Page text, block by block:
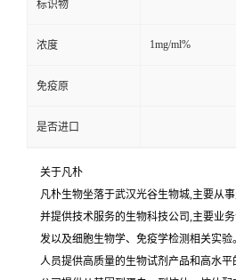
标识物
浓度 1mg/ml%
免疫原
是否进口
关于凡朴
凡朴生物坐落于武汉光谷生物城,主要从
并提供技术服务的生物科技公司,主要业
发以及细胞生物学、免疫学检测相关实
人员提供高质量的生物试剂产品和高水平